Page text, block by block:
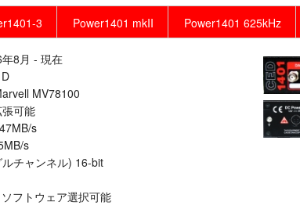
8月 - 現在
MV78100
可能
s
s
チャンネル) 16-bit
フトウェア選択可能
3 Power1401 mkII Power1401 625kHz